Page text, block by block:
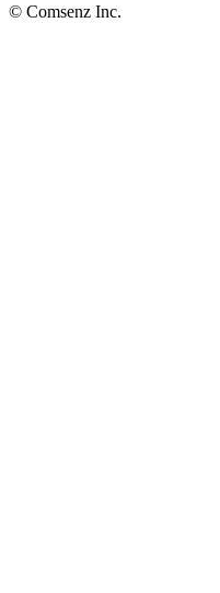
© Comsenz Inc.